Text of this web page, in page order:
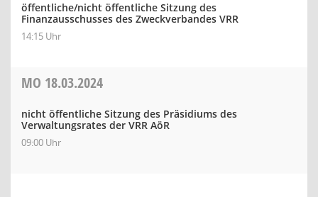
öffentliche/nicht öffentliche Sitzung des
Finanzausschusses des Zweckverbandes VRR
14:15 Uhr
MO 18.03.2024
nicht öffentliche Sitzung des Präsidiums des
Verwaltungsrates der VRR AöR
09:00 Uhr